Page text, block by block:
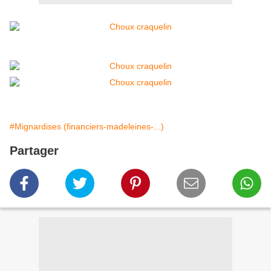
#Mignardises (financiers-madeleines-...)
Partager